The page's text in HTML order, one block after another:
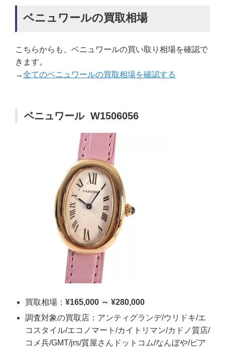
ベニュワールの買取相場
こちらからも、ベニュワールの買い取り相場を確認で
きます。
→全てのベニュワールの買取相場を確認する
ベニュワール W1506056
買取相場： ¥165,000 ～ ¥280,000
調査対象の買取店：アンティグランデ/ウリドキ/エ
コスタイル/エコノマート/カイトリマン/カドノ質店/
コメ兵/GMT/jrs/質屋さんドットコム/なんぼや/ピア